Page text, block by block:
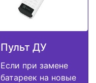
Пульт ДУ
Если при замене
батареек на новые